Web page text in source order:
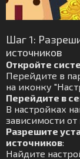
Шаг 1:
источников
Откройте
Перейдите в
на иконку
Перейдите в
В настройках
зависимости
Разрешите
источников:
Найдите